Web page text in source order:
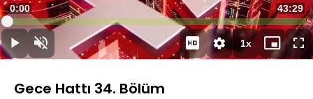
DuraklatSesi
Aç
Süre
0:00 Toplam
Süre
43:29
Yüklendi:
0.23%
1xOynatma
Hızı
Mini
oynatıcı
Gece Hattı 34. Bölüm